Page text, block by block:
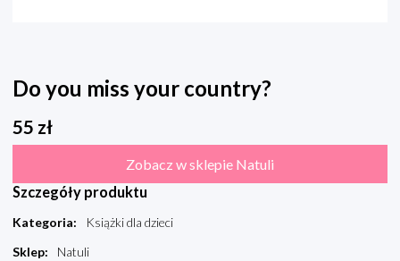
Do you miss your country?
55 zł
Zobacz w sklepie Natuli
Szczegóły produktu
Kategoria:
Książki dla dzieci
Sklep:
Natuli